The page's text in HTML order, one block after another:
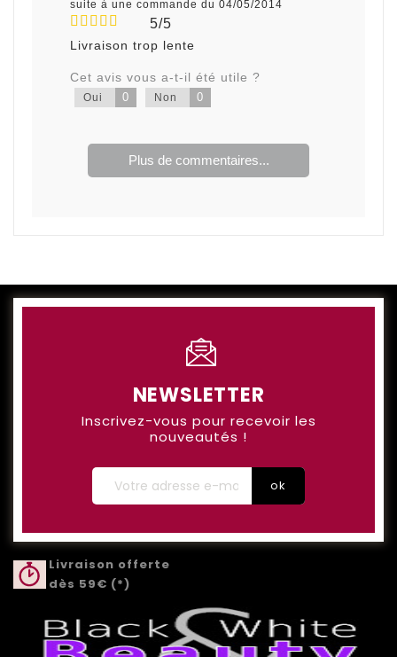
suite à une commande du 04/05/2014
5/5
Livraison trop lente
Cet avis vous a-t-il été utile ?
Oui 0 Non 0
Plus de commentaires...
NEWSLETTER
Inscrivez-vous pour recevoir les
nouveautés !
Livraison offerte
dès 59€ (*)